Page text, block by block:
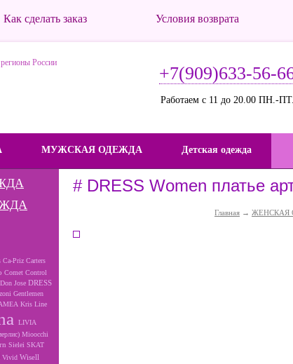
Как сделать заказ Условия возврата
России
+7(909)633-56-
Работаем с 11 до 20.00 ПН.-ПТ.
МУЖСКАЯ ОДЕЖДА Детская одежда
Ca-Priz Carters
Comet Control
Don Jose DRESS
Gentlemen
Kris Line
LIVIA
Mioocchi
Sielei SKAT
Vivid Wisell
# DRESS Women платье
Главная → ЖЕНСКАЯ